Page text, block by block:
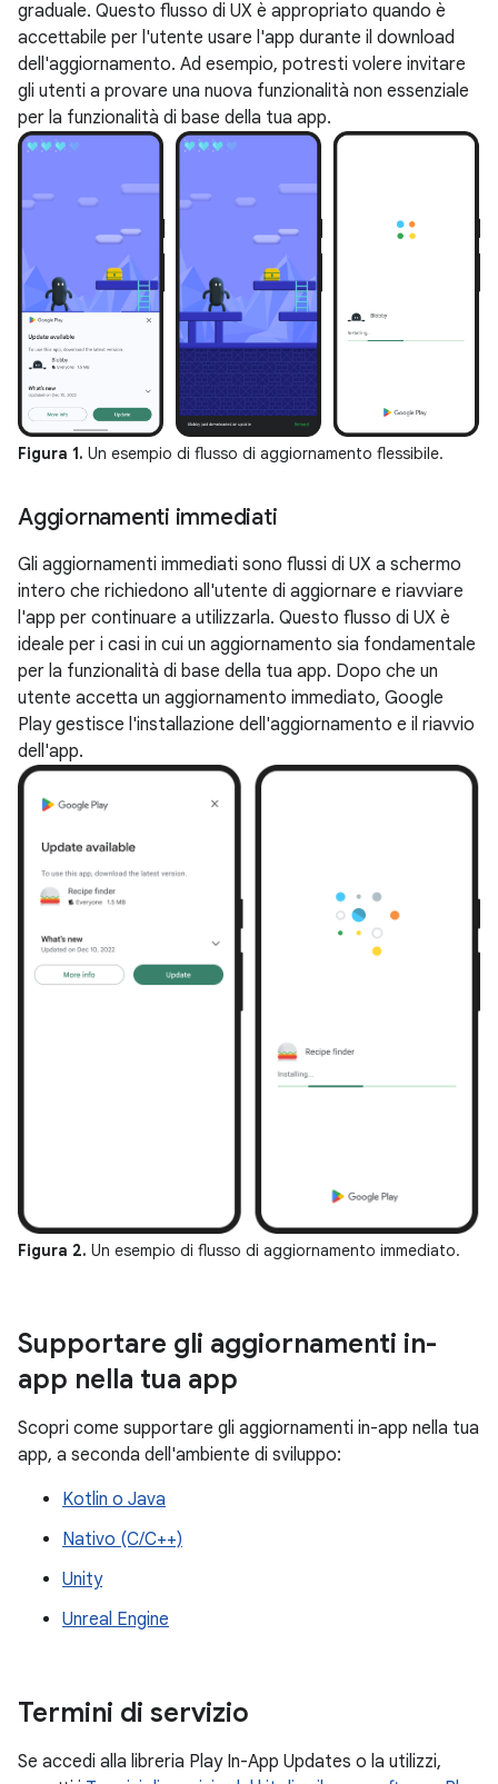
graduale. Questo flusso di UX è appropriato quando è
accettabile per l'utente usare l'app durante il download
dell'aggiornamento. Ad esempio, potresti volere invitare
gli utenti a provare una nuova funzionalità non essenziale
per la funzionalità di base della tua app.
Figura 1. Un esempio di flusso di aggiornamento flessibile.
Aggiornamenti immediati
Gli aggiornamenti immediati sono flussi di UX a schermo
intero che richiedono all'utente di aggiornare e riavviare
l'app per continuare a utilizzarla. Questo flusso di UX è
ideale per i casi in cui un aggiornamento sia fondamentale
per la funzionalità di base della tua app. Dopo che un
utente accetta un aggiornamento immediato, Google
Play gestisce l'installazione dell'aggiornamento e il riavvio
dell'app.
Figura 2. Un esempio di flusso di aggiornamento immediato.
Supportare gli aggiornamenti in-
app nella tua app
Scopri come supportare gli aggiornamenti in-app nella tua
app, a seconda dell'ambiente di sviluppo:
Kotlin o Java
Nativo (C/C++)
Unity
Unreal Engine
Termini di servizio
Se accedi alla libreria Play In-App Updates o la utilizzi,